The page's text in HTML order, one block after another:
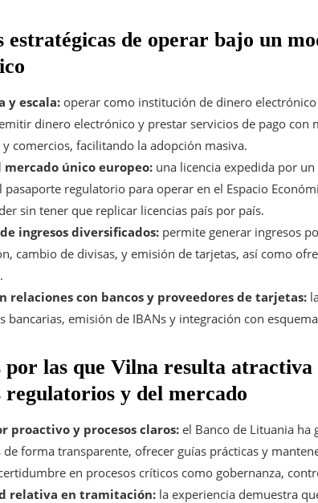
estratégicas de operar bajo un
y escala: operar como institución de dinero
dinero electrónico y prestar servicios de pago con
y comercios, facilitando la adopción masiva.
mercado único europeo: una licencia expedida por
pasaporte regulatorio para operar en el Espacio
sin tener que replicar licencias país por país.
ingresos diversificados: permite generar ingresos
cambio de divisas, y emisión de tarjetas, así como
relaciones con bancos y proveedores de tarjetas:
bancarias, emisión de IBANs y integración con
por las que Vilna resulta
regulatorios y del mercado
proactivo y procesos claros: el Banco de Lituania
forma transparente, ofrecer guías prácticas y
en procesos críticos como gobernanza,
relativa en tramitación: la experiencia demuestra